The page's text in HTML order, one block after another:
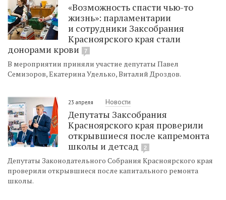
«Возможность спасти чью-то
жизнь»: парламентарии
и сотрудники Заксобрания
Красноярского края стали
донорами крови
7
В мероприятии приняли участие депутаты Павел
Семизоров, Екатерина Уделько, Виталий Дроздов.
23 апреля Новости
Депутаты Заксобрания
Красноярского края проверили
открывшиеся после капремонта
школы и детсад
2
Депутаты Законодательного Собрания Красноярского края
проверили открывшиеся после капитального ремонта
школы.